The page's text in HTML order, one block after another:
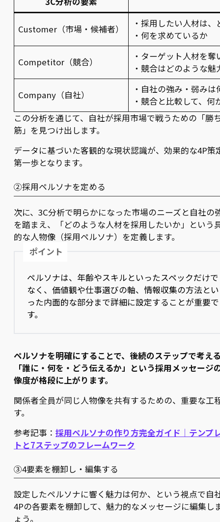
Customer（市場・候補者）
・採用したい人材は
・何を求めているか
Competitor（競合）
・ターゲット人材を
・競合はどのような
Company（自社）
・自社の強み・弱みは
・競合と比較して、何
この分析を通じて、自社が採用市場で戦うための「勝
筋」を見つけ出します。
データに基づいた客観的な現状認識が、効果的な4P策
第一歩となります。
②採用ペルソナを定める
次に、3C分析で明らかになった市場のニーズと自社の
を踏まえ、「どのような人材を採用したいか」という
的な人物像（採用ペルソナ）を定義します。
ポイント
ペルソナは、年齢やスキルといったスペックだけで
なく、価値観や仕事選びの軸、情報収集の方法とい
った内面的な部分まで詳細に設定することが重要で
す。
ペルソナを明確にすることで、後続のステップで考え
「誰に・何を・どう伝えるか」という採用メッセージ
像度が格段に上がります。
関係者全員が同じ人物像を共有するための、重要な工
す。
参考記事： 採用ペルソナの作り方完全ガイド｜テンプ
トと7ステップのフレームワーク
③4要素を棚卸し・編集する
設定したペルソナに響く魅力は何か、という視点で自
4Pの各要素を棚卸して、魅力的なメッセージに編集し
ょう。